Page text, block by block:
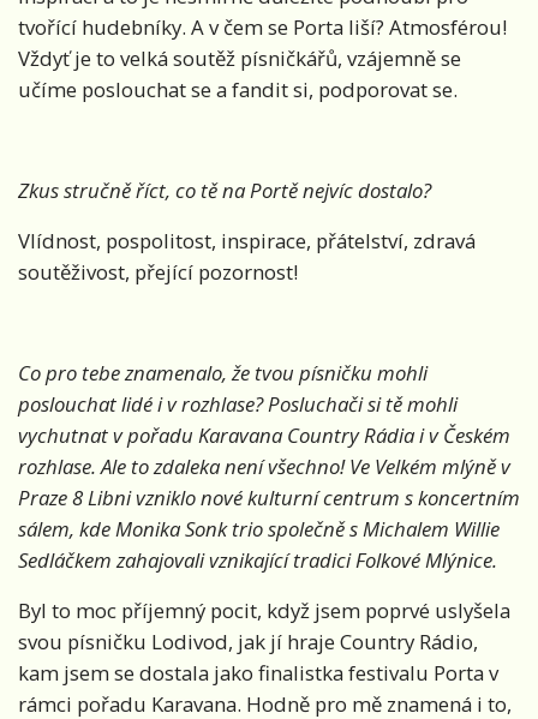
tvořící hudebníky. A v čem se Porta liší? Atmosférou!
Vždyť je to velká soutěž písničkářů, vzájemně se
učíme poslouchat se a fandit si, podporovat se.
Zkus stručně říct, co tě na Portě nejvíc dostalo?
Vlídnost, pospolitost, inspirace, přátelství, zdravá
soutěživost, přející pozornost!
Co pro tebe znamenalo, že tvou písničku mohli
poslouchat lidé i v rozhlase? Posluchači si tě mohli
vychutnat v pořadu Karavana Country Rádia i v Českém
rozhlase. Ale to zdaleka není všechno! Ve Velkém mlýně v
Praze 8 Libni vzniklo nové kulturní centrum s koncertním
sálem, kde Monika Sonk trio společně s Michalem Willie
Sedláčkem zahajovali vznikající tradici Folkové Mlýnice.
Byl to moc příjemný pocit, když jsem poprvé uslyšela
svou písničku Lodivod, jak jí hraje Country Rádio,
kam jsem se dostala jako finalistka festivalu Porta v
rámci pořadu Karavana. Hodně pro mě znamená i to,